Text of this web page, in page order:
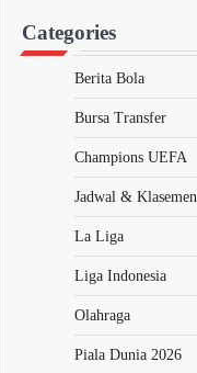
Categories
Berita Bola
Bursa Transfer
Champions UEFA
Jadwal & Klasemen
La Liga
Liga Indonesia
Olahraga
Piala Dunia 2026